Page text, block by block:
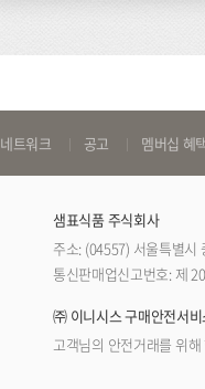
네트워크 공고 멤버십 혜
샘표식품 주식회사
주소: (04557) 서울특별시
통신판매업신고번호: 제
㈜ 이니시스 구매안전서
고객님의 안전거래를 위